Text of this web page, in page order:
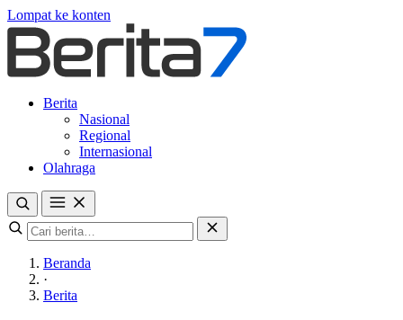
Lompat ke konten
Berita
Nasional
Regional
Internasional
Olahraga
Beranda
·
Berita